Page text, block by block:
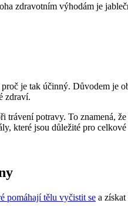
zdravotním výhodám je
je tak účinný. Důvodem je
zdraví.
trávení potravy. To znamená,
které jsou důležité pro
pomáhají tělu vyčistit se a